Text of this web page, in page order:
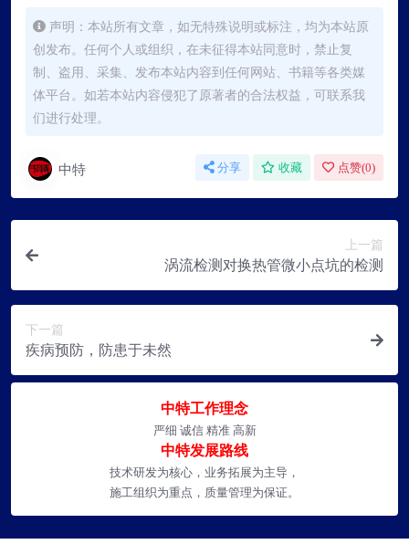
声明：本站所有文章，如无特殊说明或标注，均为本站原
创发布。任何个人或组织，在未征得本站同意时，禁止复
制、盗用、采集、发布本站内容到任何网站、书籍等各类媒
体平台。如若本站内容侵犯了原著者的合法权益，可联系我
们进行处理。
中特 分享 收藏 点赞(0)
上一篇
涡流检测对换热管微小点坑的检测
下一篇
疾病预防，防患于未然
中特工作理念
严细 诚信 精准 高新
中特发展路线
技术研发为核心，业务拓展为主导，
施工组织为重点，质量管理为保证。